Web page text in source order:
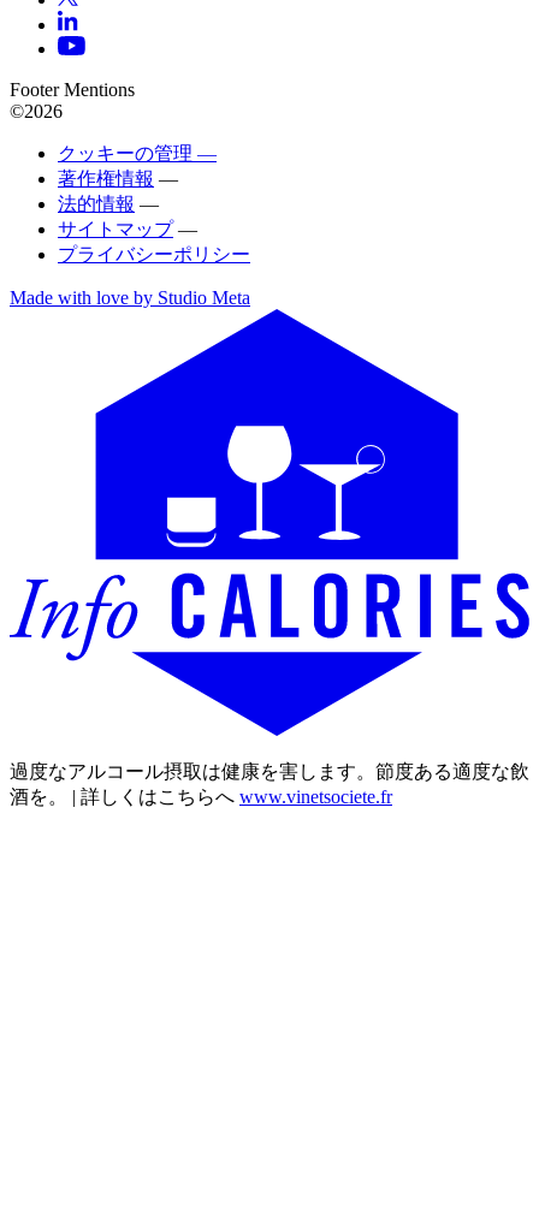
Footer Mentions
©2026
クッキーの管理 —
著作権情報 —
法的情報 —
サイトマップ —
プライバシーポリシー
Made with love by Studio Meta
過度なアルコール摂取は健康を害します。節度ある適度な飲
酒を。 | 詳しくはこちらへ www.vinetsociete.fr